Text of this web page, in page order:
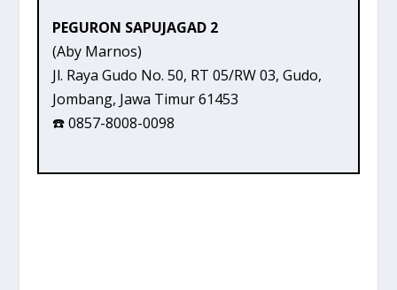
PEGURON SAPUJAGAD 2
(Aby Marnos)
Jl. Raya Gudo No. 50, RT 05/RW 03, Gudo,
Jombang, Jawa Timur 61453
☎️ 0857-8008-0098